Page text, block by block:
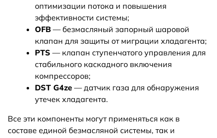
оптимизации потока и повышения
эффективности системы;
OFB — безмасляный запорный шаровой
клапан для защиты от миграции хладагента;
PTS — клапан ступенчатого управления для
стабильного каскадного включения
компрессоров;
DST G4ze — датчик газа для обнаружения
утечек хладагента.
Все эти компоненты могут применяться как в
составе единой безмасляной системы, так и